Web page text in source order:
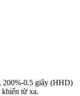
200%-0.5 giây (HHD)
từ xa.